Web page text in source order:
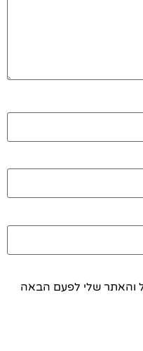
והאתר שלי לפעם הבאה